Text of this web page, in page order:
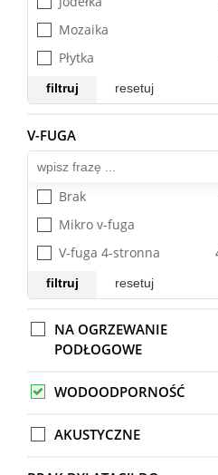
Manor
Modern Premium Aqua
Block 24h
Movie AQUA ZERO 72h
Muse
NatureSense Classic Aqua+
72h
24h AC4
NatureSense Classic Aqua
24h AC5
NatureSense King Size
Aqua+ 72h
NatureSense King Size
Aqua 24h AC4
72h
24h AC4
Mozaika
Płytka
filtruj resetuj
V-FUGA
Brak
Mikro v-fuga
V-fuga 4-stronna
filtruj resetuj
NA OGRZEWANIE
PODŁOGOWE
WODOODPORNOŚĆ
AKUSTYCZNE